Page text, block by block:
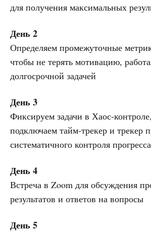
для получения максимальных
День 2
Определяем промежуточные
чтобы не терять мотивацию,
долгосрочной задачей
День 3
Фиксируем задачи в Хаос-
подключаем тайм-трекер и трекер
систематичного контроля прогресса
День 4
Встреча в Zoom для обсуждения
результатов и ответов на вопросы
День 5